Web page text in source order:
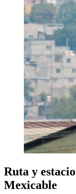
Ruta y
Mexicable